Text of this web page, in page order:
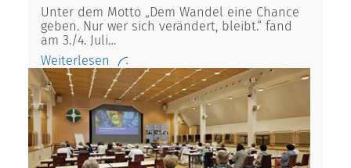
Unter dem Motto „Dem Wandel eine Chance
geben. Nur wer sich verändert, bleibt.“ fand
am 3./4. Juli…
Weiterlesen